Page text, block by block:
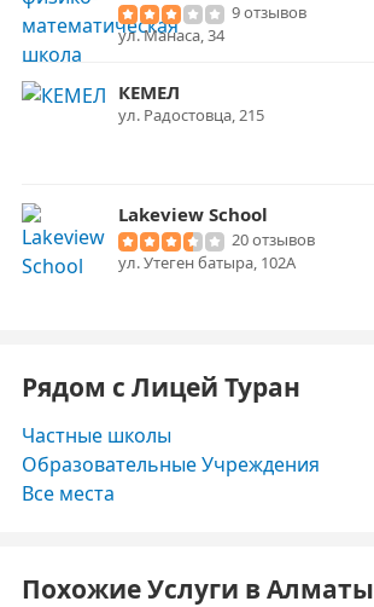
9 отзывов
​ул. Манаса, 34
КЕМЕЛ
ул. Радостовца, 215
Lakeview School
20 отзывов
ул. Утеген батыра, 102А
Рядом с Лицей Туран
Частные школы
Образовательные Учреждения
Все места
Похожие Услуги в Алматы